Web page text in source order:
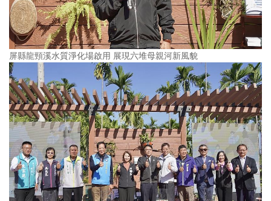
屏縣龍頸溪水質淨化場啟用 展現六堆母親河新風貌